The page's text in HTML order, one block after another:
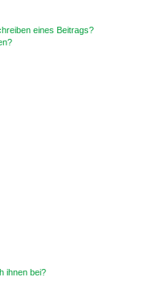
eines Beitrags?
ihnen bei?